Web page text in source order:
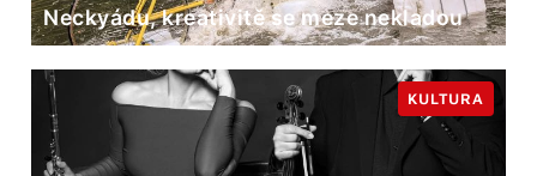
Neckyádu, kreativitě se meze nekladou
KULTURA